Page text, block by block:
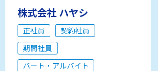
株式会社 ハヤシ
正社員
契約社員
期間社員
パート・アルバイト